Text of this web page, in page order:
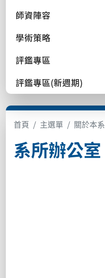
師資陣容
學術策略
評鑑專區
評鑑專區(新週期)
首頁 主選單 關於本系
系所辦公室